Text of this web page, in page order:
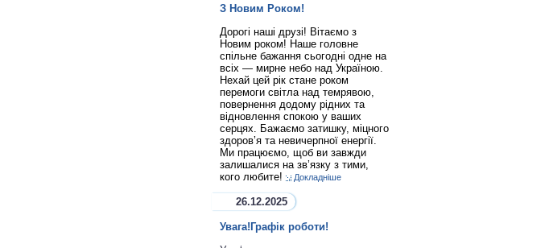
З Новим Роком!
Дорогі наші друзі! Вітаємо з
Новим роком! Наше головне
спільне бажання сьогодні одне на
всіх — мирне небо над Україною.
Нехай цей рік стане роком
перемоги світла над темрявою,
повернення додому рідних та
відновлення спокою у ваших
серцях. Бажаємо затишку, міцного
здоров’я та невичерпної енергії.
Ми працюємо, щоб ви завжди
залишалися на зв’язку з тими,
кого любите!
Докладніше
26.12.2025
Увага!Графік роботи!